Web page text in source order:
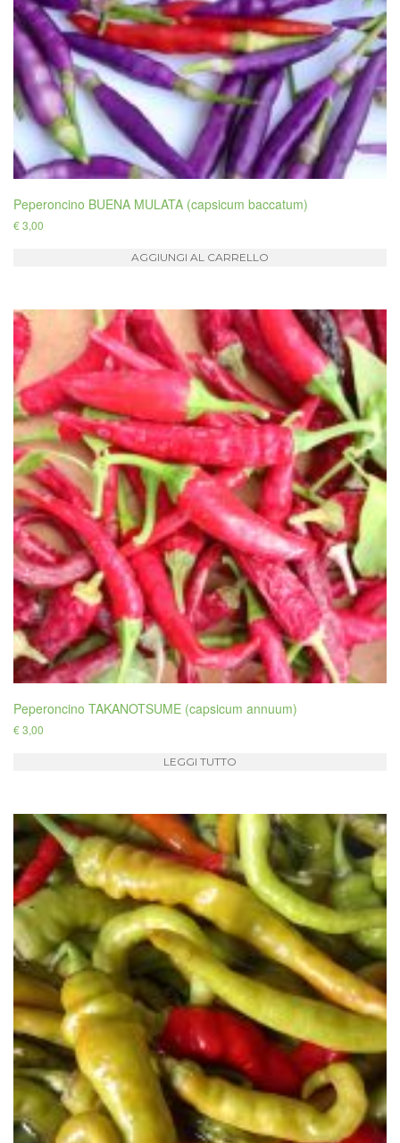
Peperoncino BUENA MULATA (capsicum baccatum)
€3,00
AGGIUNGI AL CARRELLO
Peperoncino TAKANOTSUME (capsicum annuum)
€3,00
LEGGI TUTTO